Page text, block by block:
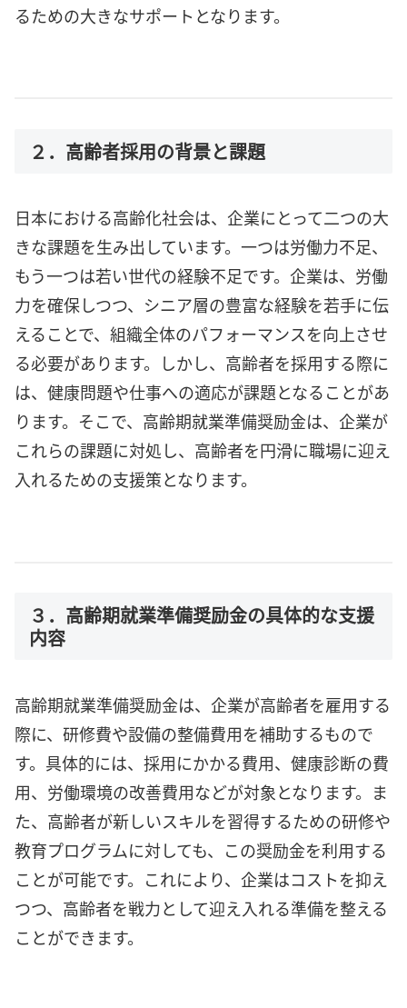
るための大きなサポートとなります。
２．高齢者採用の背景と課題
日本における高齢化社会は、企業にとって二つの大
きな課題を生み出しています。一つは労働力不足、
もう一つは若い世代の経験不足です。企業は、労働
力を確保しつつ、シニア層の豊富な経験を若手に伝
えることで、組織全体のパフォーマンスを向上させ
る必要があります。しかし、高齢者を採用する際に
は、健康問題や仕事への適応が課題となることがあ
ります。そこで、高齢期就業準備奨励金は、企業が
これらの課題に対処し、高齢者を円滑に職場に迎え
入れるための支援策となります。
３．高齢期就業準備奨励金の具体的な支援
内容
高齢期就業準備奨励金は、企業が高齢者を雇用する
際に、研修費や設備の整備費用を補助するもので
す。具体的には、採用にかかる費用、健康診断の費
用、労働環境の改善費用などが対象となります。ま
た、高齢者が新しいスキルを習得するための研修や
教育プログラムに対しても、この奨励金を利用する
ことが可能です。これにより、企業はコストを抑え
つつ、高齢者を戦力として迎え入れる準備を整える
ことができます。